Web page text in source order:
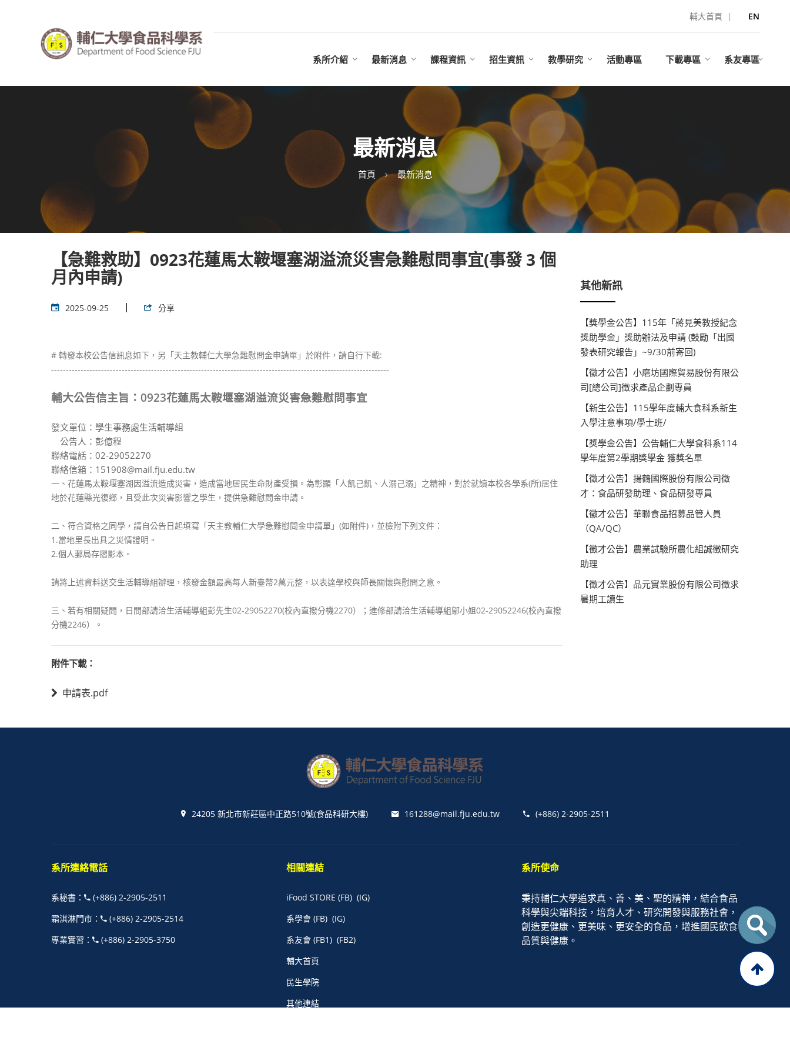
輔大首頁 | EN
系所介紹 最新消息 課程資訊 招生資訊 教學研究 活動專區 下載專區 系友專區
最新消息
首頁 最新消息
【急難救助】0923花蓮馬太鞍堰塞湖溢流災害急難慰問事宜(事發 3 個
月內申請)
2025-09-25 分享
# 轉發本校公告信訊息如下，另「天主教輔仁大學急難慰問金申請單」於附件，請自行下載:
-------------------------------------------------------------------------------------------------------------------
輔大公告信主旨 ：0923花蓮馬太鞍堰塞湖溢流災害急難慰問事宜
發文單位：學生事務處生活輔導組
公告人：彭億程
聯絡電話：02-29052270
聯絡信箱：151908@mail.fju.edu.tw
一、花蓮馬太鞍堰塞湖因溢流造成災害，造成當地居民生命財產受損。為彰顯「人飢己飢、人溺己溺」之精神，對於就讀本校各學系(所)居住
地於花蓮縣光復鄉，且受此次災害影響之學生，提供急難慰問金申請。
二、符合資格之同學，請自公告日起填寫「天主教輔仁大學急難慰問金申請單」(如附件)，並檢附下列文件：
1.當地里長出具之災情證明。
2.個人郵局存摺影本。
請將上述資料送交生活輔導組辦理，核發金額最高每人新臺幣2萬元整，以表達學校與師長關懷與慰問之意。
三、若有相關疑問，日間部請洽生活輔導組彭先生02-29052270(校內直撥分機2270）；進修部請洽生活輔導組鄔小姐02-29052246(校內直撥
分機2246）。
附件下載：
申請表.pdf
其他新訊
【獎學金公告】115年「蔣見美教授紀念
獎助學金」獎助辦法及申請 (鼓勵「出國
發表研究報告」~9/30前寄回)
【徵才公告】小磨坊國際貿易股份有限公
司[總公司]徵求產品企劃專員
【新生公告】115學年度輔大食科系新生
入學注意事項/學士班/
【獎學金公告】公告輔仁大學食科系114
學年度第2學期獎學金 獲獎名單
【徵才公告】揚鶴國際股份有限公司徵
才：食品研發助理、食品研發專員
【徵才公告】華聯食品招募品管人員
（QA/QC）
【徵才公告】農業試驗所農化組誠徵研究
助理
【徵才公告】品元實業股份有限公司徵求
暑期工讀生
24205 新北市新莊區中正路510號(食品科研大樓) 161288@mail.fju.edu.tw (+886) 2-2905-2511
系所連絡電話
系秘書 ：
(+886) 2-2905-2511
霜淇淋門市 ：
(+886) 2-2905-2514
專業實習 ： (+886) 2-2905-3750
相關連結
iFood STORE (FB) (IG)
系學會 (FB) (IG)
系友會 (FB1) (FB2)
輔大首頁
民生學院
其他連結
系所使命
秉持輔仁大學追求真、善、美、聖的精神，結合食品
科學與尖端科技，培育人才、研究開發與服務社會，
創造更健康、更美味、更安全的食品，增進國民飲食
品質與健康。